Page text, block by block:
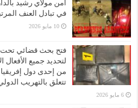
في تبادل العنف
10 مايو 2026
فتح بحث قضائي تحت
لتحديد جميع الأفعال
من إحدى دول
تتعلق بالتهريب
6 مايو 2026